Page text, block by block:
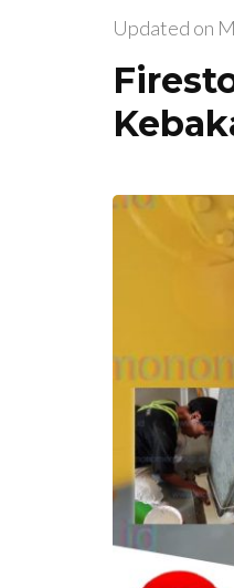
Updated on